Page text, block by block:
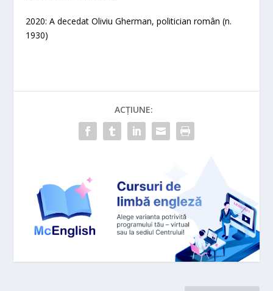
2020: A decedat Oliviu Gherman, politician român (n.
1930)
ACȚIUNE: